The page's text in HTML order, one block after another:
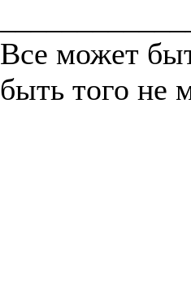
Все может
быть того не